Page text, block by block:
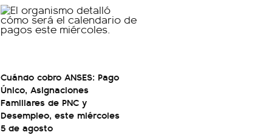
Cuándo cobro ANSES: Pago
Único, Asignaciones
Familiares de PNC y
Desempleo, este miércoles
5 de agosto